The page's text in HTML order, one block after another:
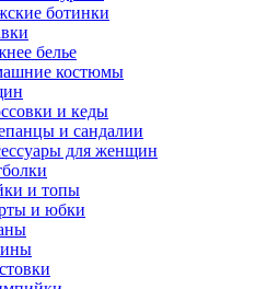
ботинки
белье
костюмы
и кеды
и сандалии
для женщин
и топы
и юбки